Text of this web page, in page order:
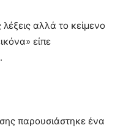
λέξεις αλλά το κείμενο
είπε
παρουσιάστηκε ένα